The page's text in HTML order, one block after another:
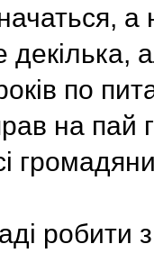
а
по
на пай
робити